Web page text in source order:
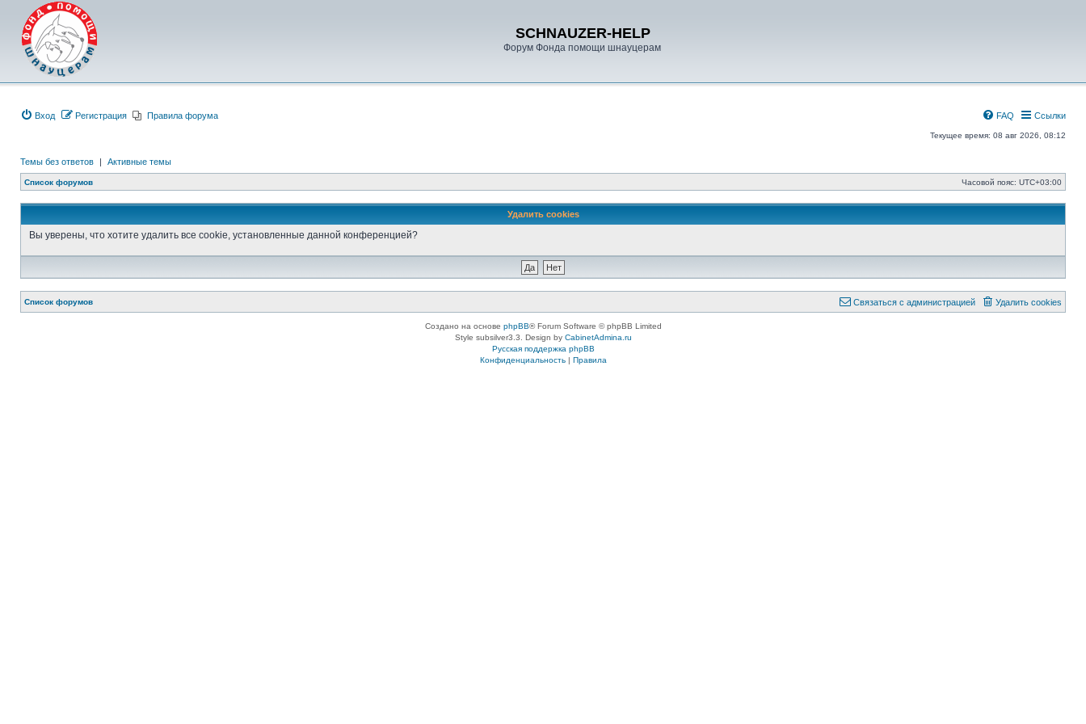
SCHNAUZER-HELP
Форум Фонда помощи шнауцерам
Вход Регистрация Ссылки
Правила форума FAQ
Текущее время: 08 авг 2026, 08:12
Темы без ответов | Активные темы
Список форумов Часовой пояс: UTC+03:00
Удалить cookies
Вы уверены, что хотите удалить все cookie, установленные данной конференцией?
Список форумов Удалить cookies
Связаться с администрацией
Создано на основе phpBB® Forum Software © phpBB Limited
Style subsilver3.3. Design by CabinetAdmina.ru
Русская поддержка phpBB
Конфиденциальность| Правила